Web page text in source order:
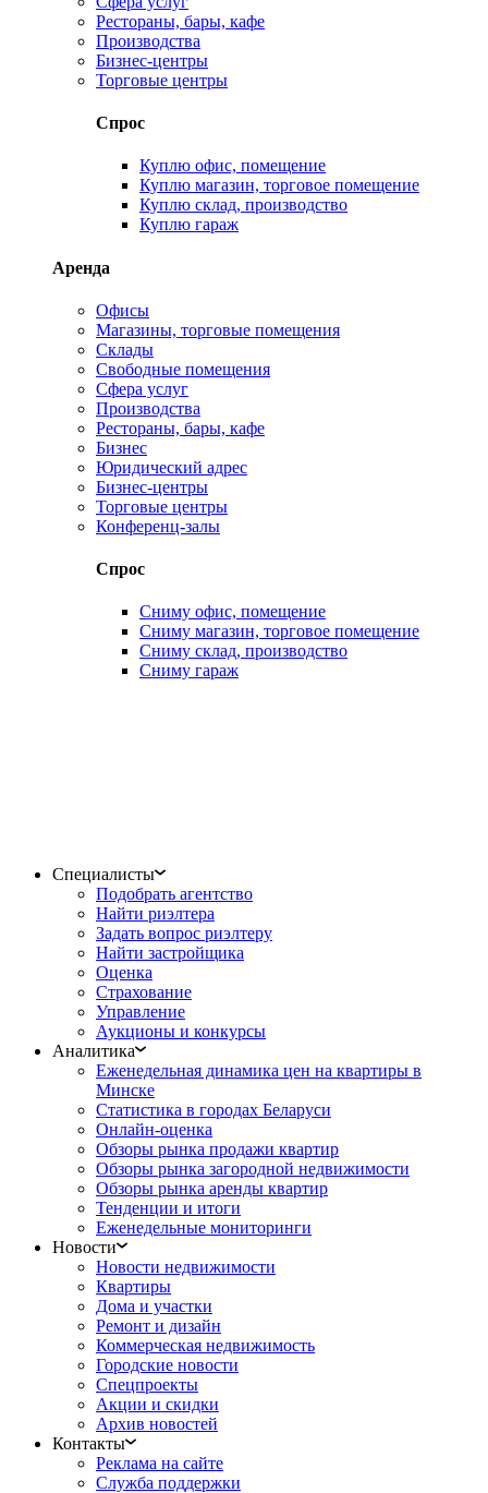
Рестораны, бары, кафе
Производства
Бизнес-центры
Торговые центры
Спрос
Куплю офис, помещение
Куплю магазин, торговое помещение
Куплю склад, производство
Куплю гараж
Аренда
Офисы
Магазины, торговые помещения
Склады
Свободные помещения
Сфера услуг
Производства
Рестораны, бары, кафе
Бизнес
Юридический адрес
Бизнес-центры
Торговые центры
Конференц-залы
Спрос
Сниму офис, помещение
Сниму магазин, торговое помещение
Сниму склад, производство
Сниму гараж
Специалисты
Подобрать агентство
Найти риэлтера
Задать вопрос риэлтеру
Найти застройщика
Оценка
Страхование
Управление
Аукционы и конкурсы
Аналитика
Еженедельная динамика цен на квартиры в
Минске
Статистика в городах Беларуси
Онлайн-оценка
Обзоры рынка продажи квартир
Обзоры рынка загородной недвижимости
Обзоры рынка аренды квартир
Тенденции и итоги
Еженедельные мониторинги
Новости
Новости недвижимости
Квартиры
Дома и участки
Ремонт и дизайн
Коммерческая недвижимость
Городские новости
Спецпроекты
Акции и скидки
Архив новостей
Контакты
Реклама на сайте
Служба поддержки